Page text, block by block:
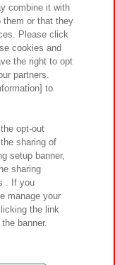
サイトポリシー
ティ方針と検証結果
質問・お問い合わせ
Inc.
combine it with
them or that they
Please click
cookies and
the right to opt
partners.
to
opt-out
sharing of
setup banner,
sharing
. If you
manage your
the link
banner.